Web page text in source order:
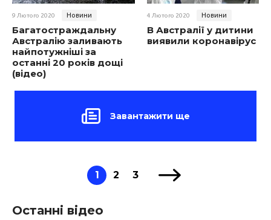
9 Лютого 2020 Новини
Багатостраждальну
Австралію заливають
найпотужніші за
останні 20 років дощі
(відео)
4 Лютого 2020 Новини
В Австралії у дитини
виявили коронавірус
Завантажити ще
1 2 3
Останні відео